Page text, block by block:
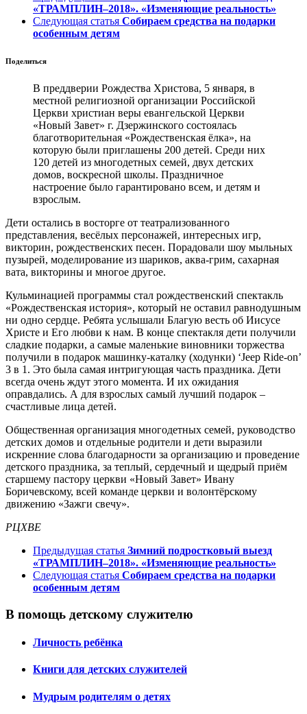
«ТРАМПЛИН–2018». «Изменяющие реальность»
Следующая статья Собираем средства на подарки
особенным детям
Поделиться
В преддверии Рождества Христова, 5 января, в
местной религиозной организации Российской
Церкви христиан веры евангельской Церкви
«Новый Завет» г. Дзержинского состоялась
благотворительная «Рождественская ёлка», на
которую были приглашены 200 детей. Среди них
120 детей из многодетных семей, двух детских
домов, воскресной школы. Праздничное
настроение было гарантировано всем, и детям и
взрослым.
Дети остались в восторге от театрализованного
представления, весёлых персонажей, интересных игр,
викторин, рождественских песен. Порадовали шоу мыльных
пузырей, моделирование из шариков, аква-грим, сахарная
вата, викторины и многое другое.
Кульминацией программы стал рождественский спектакль
«Рождественская история», который не оставил равнодушным
ни одно сердце. Ребята услышали Благую весть об Иисусе
Христе и Его любви к нам. В конце спектакля дети получили
сладкие подарки, а самые маленькие виновники торжества
получили в подарок машинку-каталку (ходунки) ‘Jeep Ride-on’
3 в 1. Это была самая интригующая часть праздника. Дети
всегда очень ждут этого момента. И их ожидания
оправдались. А для взрослых самый лучший подарок –
счастливые лица детей.
Общественная организация многодетных семей, руководство
детских домов и отдельные родители и дети выразили
искренние слова благодарности за организацию и проведение
детского праздника, за теплый, сердечный и щедрый приём
старшему пастору церкви «Новый Завет» Ивану
Боричевскому, всей команде церкви и волонтёрскому
движению «Зажги свечу».
РЦХВЕ
Предыдущая статья Зимний подростковый выезд
«ТРАМПЛИН–2018». «Изменяющие реальность»
Следующая статья Собираем средства на подарки
особенным детям
В помощь детскому служителю
Личность ребёнка
Книги для детских служителей
Мудрым родителям о детях